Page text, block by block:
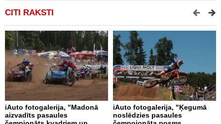
CITI RAKSTI
iAuto fotogalerija, "Madonā
aizvadīts pasaules
iAuto fotogalerija, "Ķegumā
noslēdzies pasaules